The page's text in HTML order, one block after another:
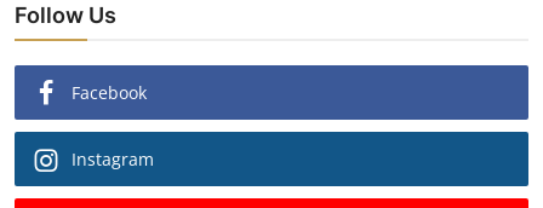
Follow Us
Facebook
Instagram